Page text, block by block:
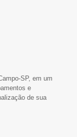
SP, em um
e
de sua